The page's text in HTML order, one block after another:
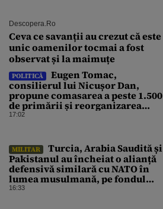
Descopera.ro
Ceva ce savanții au crezut că este
unic oamenilor tocmai a fost
observat și la maimuțe
POLITICĂ
Eugen Tomac,
consilierul lui Nicușor Dan,
propune comasarea a peste 1.500
de primării și reorganizarea
administrativă a județelor
17:02
MILITAR
Turcia, Arabia Saudită și
Pakistanul au încheiat o alianță
defensivă similară cu NATO în
lumea musulmană, pe fondul
conflictelor din Orientul Mijlociu
16:33